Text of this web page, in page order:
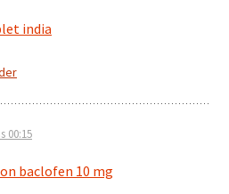
india
00:15
baclofen 10 mg